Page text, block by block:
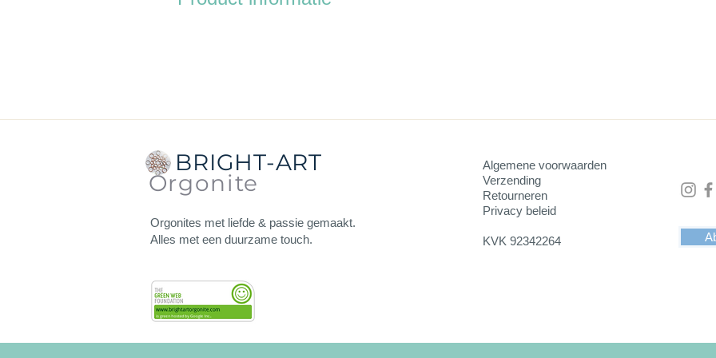
wilt opladen, vitaliseren en voorzien van positieve energie.
BRIGHT-ART
Orgonite
Orgonites met liefde & passie gemaakt.
Alles met een duurzame touch.
Algemene voorwaarden
Verzending
Retourneren
Privacy beleid
KVK 92342264